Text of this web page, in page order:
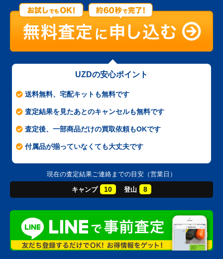
UZDの安心ポイント
送料無料、宅配キットも無料です
査定結果を見たあとのキャンセルも無料です
査定後、一部商品だけの買取依頼もOKです
付属品が揃っていなくても大丈夫です
現在の査定結果ご連絡までの目安（営業日）
キャンプ 10 登山 8